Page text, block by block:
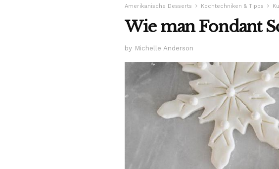
Amerikanische Desserts Kochtechniken & Tipps
Wie man Fondant
by Michelle Anderson